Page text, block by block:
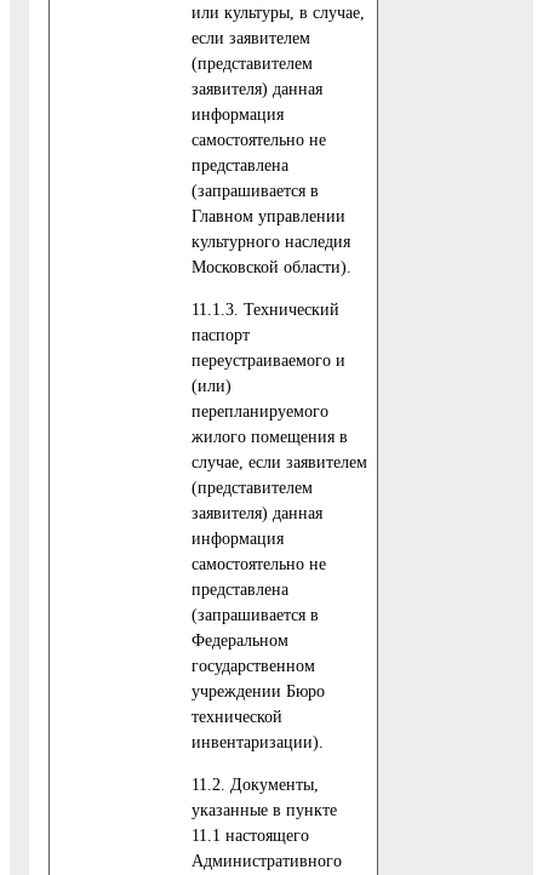
или культуры, в случае,
если заявителем
(представителем
заявителя) данная
информация
самостоятельно не
представлена
(запрашивается в
Главном управлении
культурного наследия
Московской области).
11.1.3. Технический
паспорт
переустраиваемого и
(или)
перепланируемого
жилого помещения в
случае, если заявителем
(представителем
заявителя) данная
информация
самостоятельно не
представлена
(запрашивается в
Федеральном
государственном
учреждении Бюро
технической
инвентаризации).
11.2. Документы,
указанные в пункте
11.1 настоящего
Административного